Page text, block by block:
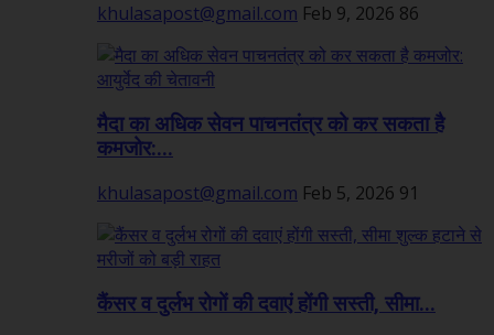
khulasapost@gmail.com Feb 9, 2026 86
मैदा का अधिक सेवन पाचनतंत्र को कर सकता है
कमजोर:...
khulasapost@gmail.com Feb 5, 2026 91
कैंसर व दुर्लभ रोगों की दवाएं होंगी सस्ती, सीमा...